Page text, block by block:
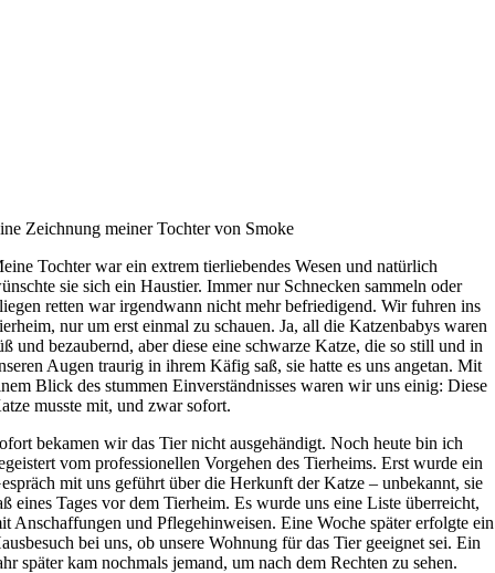
Zeichnung meiner Tochter von Smoke
Tochter war ein extrem tierliebendes Wesen und natürlich
sie sich ein Haustier. Immer nur Schnecken sammeln oder
retten war irgendwann nicht mehr befriedigend. Wir fuhren ins
nur um erst einmal zu schauen. Ja, all die Katzenbabys waren
und bezaubernd, aber diese eine schwarze Katze, die so still und in
Augen traurig in ihrem Käfig saß, sie hatte es uns angetan. Mit
Blick des stummen Einverständnisses waren wir uns einig: Diese
musste mit, und zwar sofort.
bekamen wir das Tier nicht ausgehändigt. Noch heute bin ich
vom professionellen Vorgehen des Tierheims. Erst wurde ein
mit uns geführt über die Herkunft der Katze – unbekannt, sie
eines Tages vor dem Tierheim. Es wurde uns eine Liste überreicht,
Anschaffungen und Pflegehinweisen. Eine Woche später erfolgte ein
bei uns, ob unsere Wohnung für das Tier geeignet sei. Ein
später kam nochmals jemand, um nach dem Rechten zu sehen.